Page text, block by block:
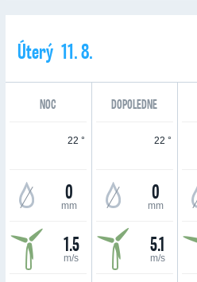
Úterý 11. 8.
NOC DOPOLEDNE
22 °
0
mm
1.5
m/s
22 °
0
mm
5.1
m/s